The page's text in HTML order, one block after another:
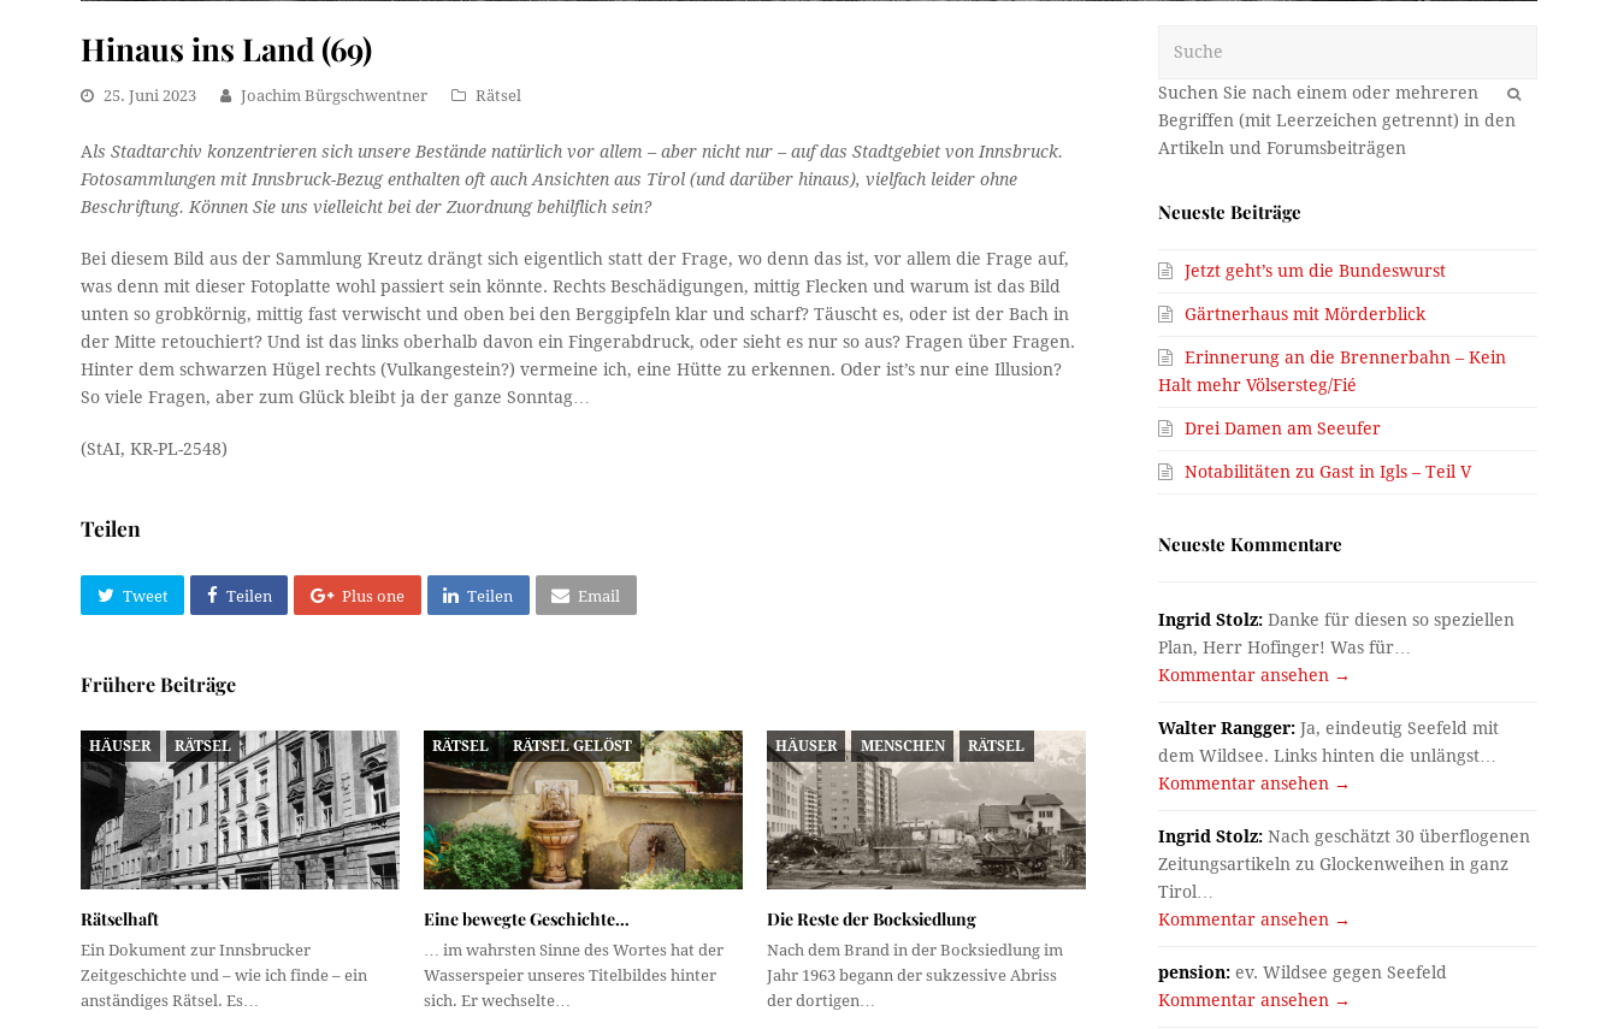
Hinaus ins Land (69)
25. Juni 2023 Joachim Bürgschwentner Rätsel
Als Stadtarchiv konzentrieren sich unsere Bestände natürlich vor allem – aber nicht nur – auf das Stadtgebiet von Innsbruck.
Fotosammlungen mit Innsbruck-Bezug enthalten oft auch Ansichten aus Tirol (und darüber hinaus), vielfach leider ohne
Beschriftung. Können Sie uns vielleicht bei der Zuordnung behilflich sein?
Bei diesem Bild aus der Sammlung Kreutz drängt sich eigentlich statt der Frage, wo denn das ist, vor allem die Frage auf,
was denn mit dieser Fotoplatte wohl passiert sein könnte. Rechts Beschädigungen, mittig Flecken und warum ist das Bild
unten so grobkörnig, mittig fast verwischt und oben bei den Berggipfeln klar und scharf? Täuscht es, oder ist der Bach in
der Mitte retouchiert? Und ist das links oberhalb davon ein Fingerabdruck, oder sieht es nur so aus? Fragen über Fragen.
Hinter dem schwarzen Hügel rechts (Vulkangestein?) vermeine ich, eine Hütte zu erkennen. Oder ist’s nur eine Illusion?
So viele Fragen, aber zum Glück bleibt ja der ganze Sonntag…
(StAI, KR-PL-2548)
Teilen
Tweet Teilen Plus one Teilen Email
Frühere Beiträge
HÄUSER RÄTSEL
Rätselhaft
Ein Dokument zur Innsbrucker
Zeitgeschichte und – wie ich finde – ein
anständiges Rätsel. Es…
RÄTSEL RÄTSEL GELÖST
Eine bewegte Geschichte…
… im wahrsten Sinne des Wortes hat der
Wasserspeier unseres Titelbildes hinter
sich. Er wechselte…
HÄUSER MENSCHEN RÄTSEL
Die Reste der Bocksiedlung
Nach dem Brand in der Bocksiedlung im
Jahr 1963 begann der sukzessive Abriss
der dortigen…
OK
Neueste Beiträge
Jetzt geht’s um die Bundeswurst
Gärtnerhaus mit Mörderblick
Erinnerung an die Brennerbahn – Kein
Halt mehr Völsersteg/Fié
Drei Damen am Seeufer
Notabilitäten zu Gast in Igls – Teil V
Neueste Kommentare
Ingrid Stolz: Danke für diesen so speziellen
Plan, Herr Hofinger! Was für…
Kommentar ansehen →
Walter Rangger: Ja, eindeutig Seefeld mit
dem Wildsee. Links hinten die unlängst…
Kommentar ansehen →
Ingrid Stolz: Nach geschätzt 30 überflogenen
Zeitungsartikeln zu Glockenweihen in ganz
Tirol…
Kommentar ansehen →
pension: ev. Wildsee gegen Seefeld
Kommentar ansehen →